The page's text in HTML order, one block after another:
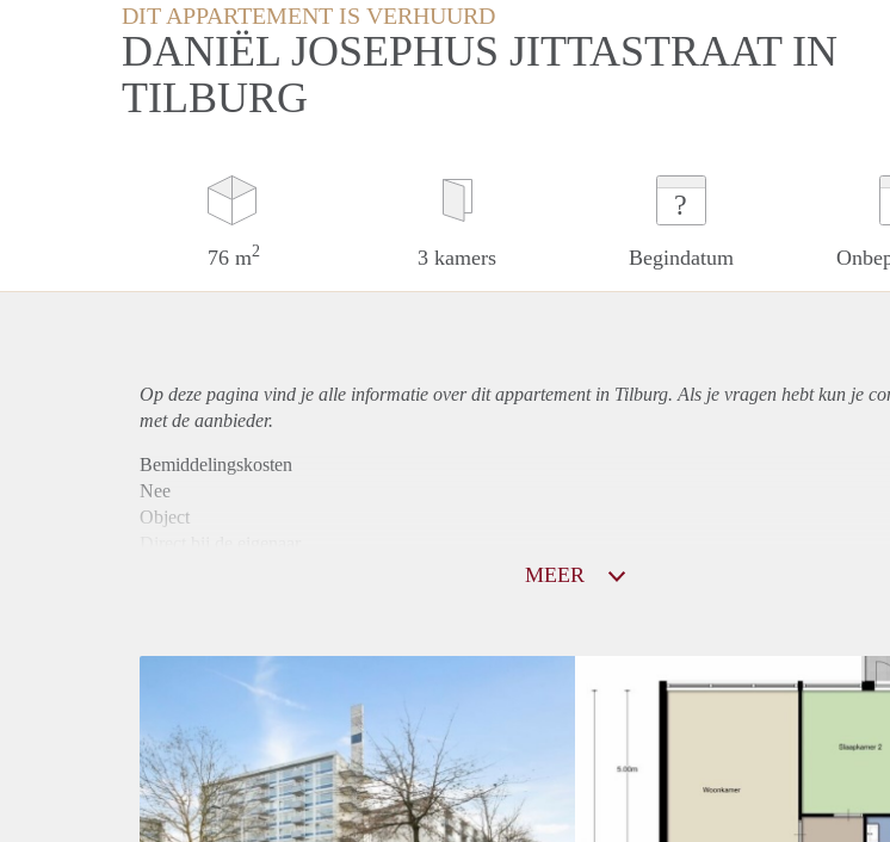
DIT APPARTEMENT IS VERHUURD
DANIËL JOSEPHUS JITTASTRAAT IN
TILBURG
76 m2 3 kamers
?
Begindatum
Op deze pagina vind je alle informatie over ditappartementin Tilburg. Als je vragen hebt kun je
met de aanbieder.
Bemiddelingskosten
Nee
Object
Inkomen eis
3,0 X Maandhuur Bruto
Huurtermijn
Onbepaalde termijn
Oplevering
MEER